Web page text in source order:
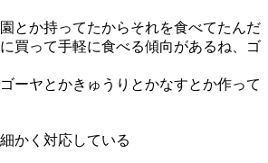
とか持ってたからそれを食べてたんだ
買って手軽に食べる傾向があるね、ゴ
ーヤとかきゅうりとかなすとか作って
かく対応している